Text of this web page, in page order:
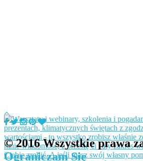
© 2016 Wszystkie prawa
Ograniczam Się